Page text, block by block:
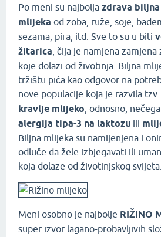
Po meni su najbolja zdrava biljna
mlijeka od zoba, ruže, soje,
sezama, pira, itd. Sve to su u biti
žitarica , čija je namjena
koje dolazi od životinja. Biljna
tržištu pića kao odgovor na
nove populacije koja je razvila tzv.
kravlje mlijeko , odnosno,
alergija tipa-3 na laktozu ili
Biljna mlijeka su namijenjena i
odluče da žele izbjegavati ili
koja dolaze od životinjskog svijeta.
Meni osobno je najbolje RIŽINO
super izvor lagano-probavljivih